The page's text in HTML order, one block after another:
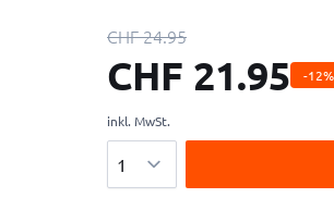
CHF 24.95
CHF 21.95 -12%
inkl. MwSt.